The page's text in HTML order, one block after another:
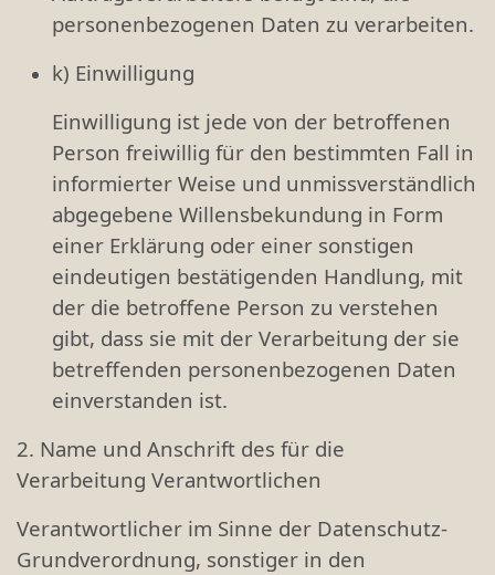
personenbezogenen Daten zu verarbeiten.
k) Einwilligung
Einwilligung ist jede von der betroffenen
Person freiwillig für den bestimmten Fall in
informierter Weise und unmissverständlich
abgegebene Willensbekundung in Form
einer Erklärung oder einer sonstigen
eindeutigen bestätigenden Handlung, mit
der die betroffene Person zu verstehen
gibt, dass sie mit der Verarbeitung der sie
betreffenden personenbezogenen Daten
einverstanden ist.
2. Name und Anschrift des für die
Verarbeitung Verantwortlichen
Verantwortlicher im Sinne der Datenschutz-
Grundverordnung, sonstiger in den